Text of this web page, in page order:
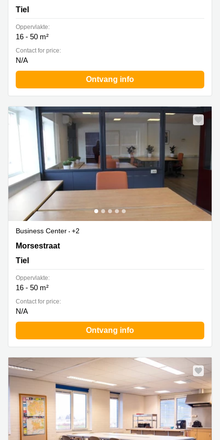
Tiel
Oppervlakte:
16 - 50 m²
Contact for price:
N/A
Ontvang info
Business Center
+2
Morsestraat 8, Tiel
Morsestraat
Tiel
Oppervlakte:
16 - 50 m²
Contact for price:
N/A
Ontvang info